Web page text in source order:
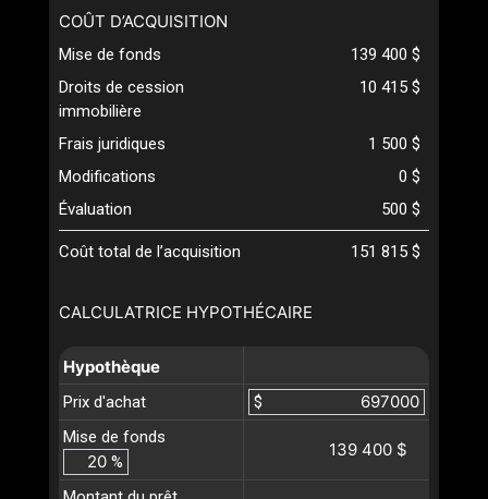
CALCULATRICE HYPOTHÉCAIRE
Hypothèque
Prix d'achat
$
Mise de fonds
%
139 400 $
COÛT D’ACQUISITION
Mise de fonds
139 400 $
Droits de cession
immobilière
10 415 $
Frais juridiques
1 500 $
Modifications
0 $
Évaluation
500 $
Coût total de l’acquisition 151 815 $